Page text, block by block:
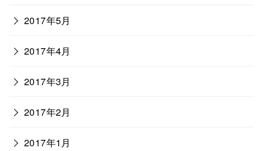
2017年5月
2017年4月
2017年3月
2017年2月
2017年1月